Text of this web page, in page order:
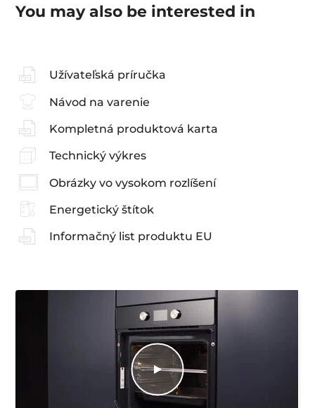
You may also be interested in
Užívateľská príručka
Návod na varenie
Kompletná produktová karta
Technický výkres
Obrázky vo vysokom rozlíšení
Energetický štítok
Informačný list produktu EU